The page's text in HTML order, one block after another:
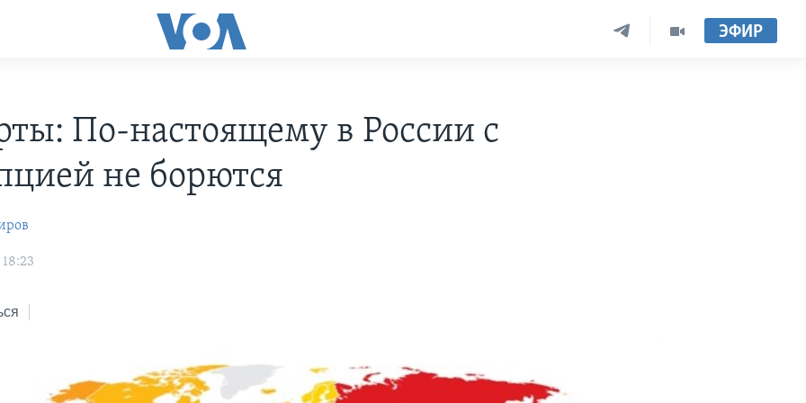
ЭФИР
По-настоящему в России с
не борются